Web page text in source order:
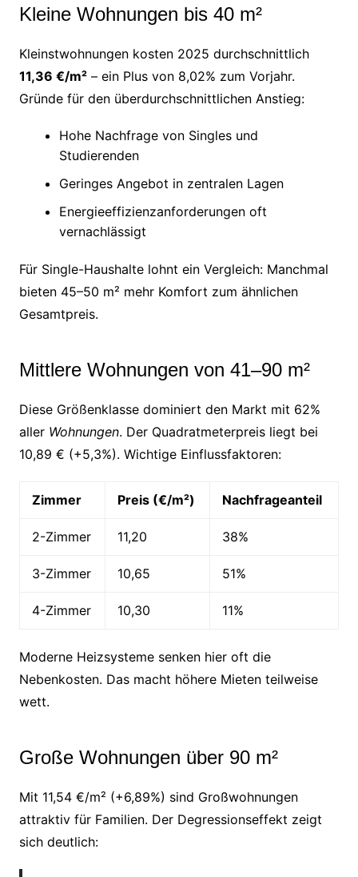
Kleine Wohnungen bis 40 m²
Kleinstwohnungen kosten 2025 durchschnittlich
11,36 €/m²– ein Plus von 8,02% zum Vorjahr.
Gründe für den überdurchschnittlichen Anstieg:
Hohe Nachfrage von Singles und
Studierenden
Geringes Angebot in zentralen Lagen
Energieeffizienzanforderungen oft
vernachlässigt
Für Single-Haushalte lohnt ein Vergleich: Manchmal
bieten 45–50 m² mehr Komfort zum ähnlichen
Gesamtpreis.
Mittlere Wohnungen von 41–90 m²
Diese Größenklasse dominiert den Markt mit 62%
aller Wohnungen. Der Quadratmeterpreis liegt bei
10,89 € (+5,3%). Wichtige Einflussfaktoren:
Zimmer Preis (€/m²) Nachfrageanteil
2-Zimmer 11,20 38%
3-Zimmer 10,65 51%
4-Zimmer 10,30 11%
Moderne Heizsysteme senken hier oft die
Nebenkosten. Das macht höhere Mieten teilweise
wett.
Große Wohnungen über 90 m²
Mit 11,54 €/m² (+6,89%) sind Großwohnungen
attraktiv für Familien. Der Degressionseffekt zeigt
sich deutlich: